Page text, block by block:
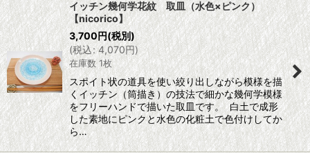
イッチン幾何学花紋 取皿（水色×ピンク）
【nicorico】
3,700円(税別)
(税込: 4,070円)
在庫数 1枚
スポイト状の道具を使い絞り出しながら模様を描
くイッチン（筒描き）の技法で細かな幾何学模様
をフリーハンドで描いた取皿です。 白土で成形
した素地にピンクと水色の化粧土で色付けしてか
ら…